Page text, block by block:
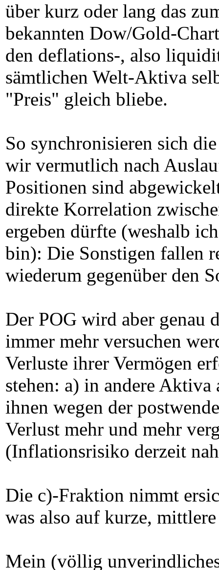
über kurz oder lang das
bekannten Dow/Gold-
den deflations-, also
sämtlichen Welt-Aktiva
"Preis" gleich bliebe.
So synchronisieren sich
wir vermutlich nach
Positionen sind
direkte Korrelation
ergeben dürfte (weshalb
bin): Die Sonstigen fallen
wiederum gegenüber den
Der POG wird aber genau
immer mehr versuchen
Verluste ihrer Vermögen
stehen: a) in andere
ihnen wegen der
Verlust mehr und mehr
(Inflationsrisiko derzeit
Die c)-Fraktion nimmt
was also auf kurze,
Mein (völlig